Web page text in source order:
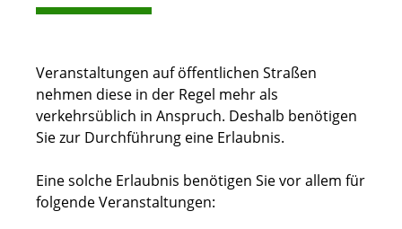
Veranstaltungen auf öffentlichen Straßen
nehmen diese in der Regel mehr als
verkehrsüblich in Anspruch. Deshalb benötigen
Sie zur Durchführung eine Erlaubnis.
Eine solche Erlaubnis benötigen Sie vor allem für
folgende Veranstaltungen: